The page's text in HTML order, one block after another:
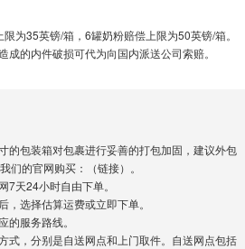
为35英镑/箱，6罐奶粉赔偿上限为50英镑/箱。
的内件破损可代为向国内派送公司索赔。
的包装箱对包裹进行妥善的打包加固，建议外包
们的官网购买：（链接）。
7天24小时自由下单。
选择估算运费或立即下单。
服务路线。
式，分别是自送网点和上门取件。自送网点包括